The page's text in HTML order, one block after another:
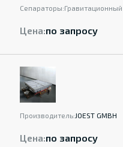
Сепараторы:
Цена:по запросу
Производитель:JOEST GMBH
Цена:по запросу